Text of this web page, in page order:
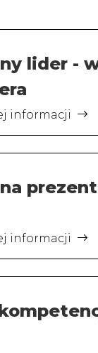
lider -
informacji
informacji